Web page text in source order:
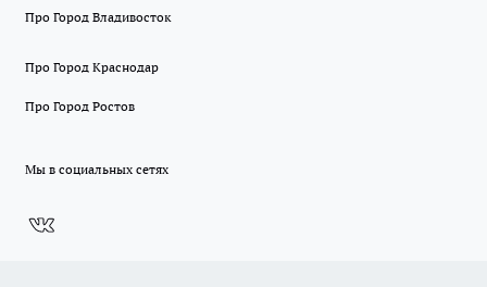
Про Город Владивосток
Про Город Краснодар
Про Город Ростов
Мы в социальных сетях